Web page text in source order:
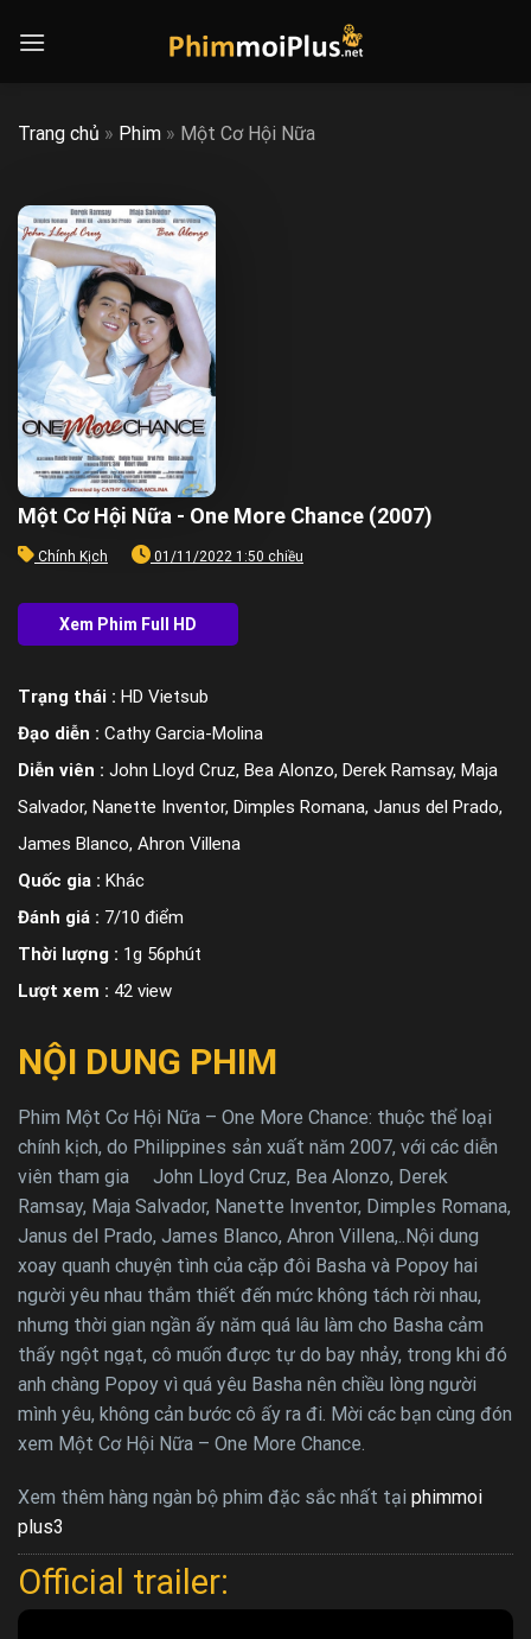
Trang chủ » Phim » Một Cơ Hội Nữa
Một Cơ Hội Nữa - One More Chance (2007)
Chính Kịch 01/11/2022 1:50 chiều
Trạng thái : HD Vietsub
Đạo diễn : Cathy Garcia-Molina
Diễn viên : John Lloyd Cruz, Bea Alonzo, Derek Ramsay, Maja
Salvador, Nanette Inventor, Dimples Romana, Janus del Prado,
James Blanco, Ahron Villena
Quốc gia : Khác
Đánh giá : 7/10 điểm
Thời lượng : 1g 56phút
Lượt xem : 42 view
NỘI DUNG PHIM
Phim Một Cơ Hội Nữa – One More Chance: thuộc thể loại
chính kịch, do Philippines sản xuất năm 2007, với các diễn
viên tham gia John Lloyd Cruz, Bea Alonzo, Derek
Ramsay, Maja Salvador, Nanette Inventor, Dimples Romana,
Janus del Prado, James Blanco, Ahron Villena,..Nội dung
xoay quanh chuyện tình của cặp đôi Basha và Popoy hai
người yêu nhau thắm thiết đến mức không tách rời nhau,
nhưng thời gian ngần ấy năm quá lâu làm cho Basha cảm
thấy ngột ngạt, cô muốn được tự do bay nhảy, trong khi đó
anh chàng Popoy vì quá yêu Basha nên chiều lòng người
mình yêu, không cản bước cô ấy ra đi. Mời các bạn cùng đón
xem Một Cơ Hội Nữa – One More Chance.
Xem thêm hàng ngàn bộ phim đặc sắc nhất tại phimmoi
plus3
Official trailer: